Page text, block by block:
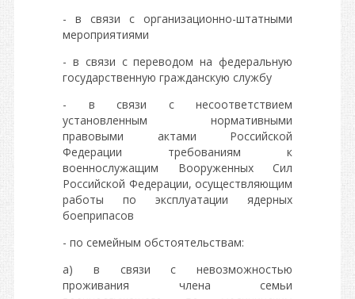
- в связи с организационно-штатными
мероприятиями
- в связи с переводом на федеральную
государственную гражданскую службу
- в связи с несоответствием
установленным нормативными
правовыми актами Российской
Федерации требованиям к
военнослужащим Вооруженных Сил
Российской Федерации, осуществляющим
работы по эксплуатации ядерных
боеприпасов
- по семейным обстоятельствам:
а) в связи с невозможностью
проживания члена семьи